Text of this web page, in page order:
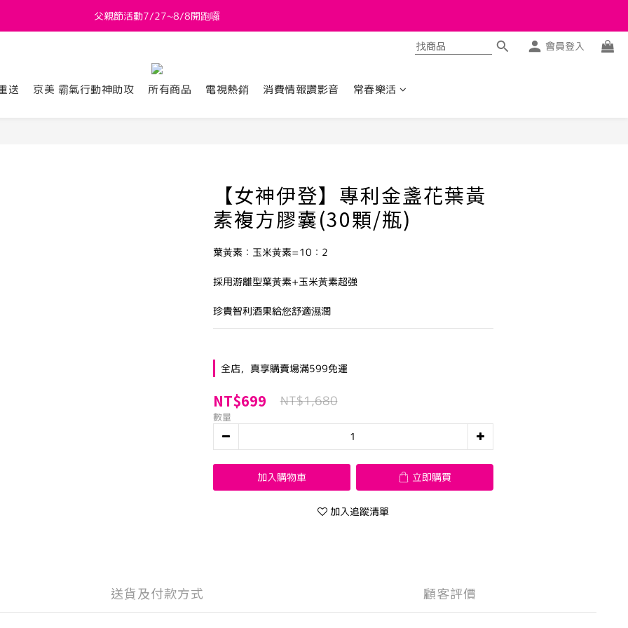
新會員送 $800購物金
父親節活動7/27~8/8開跑囉
會員登入
送 京美 霸氣行動神助攻 所有商品 電視熱銷 消費情報讚影音 常春樂活
【女神伊登】專利金盞花葉黃
素複方膠囊(30顆/瓶)
葉黃素：玉米黃素=10：2
採用游離型葉黃素+玉米黃素超強
珍貴智利酒果給您舒適濕潤
全店，真享購賣場滿599免運
NT$699 NT$1,680
數量
加入購物車 立即購買
加入追蹤清單
送貨及付款方式 顧客評價